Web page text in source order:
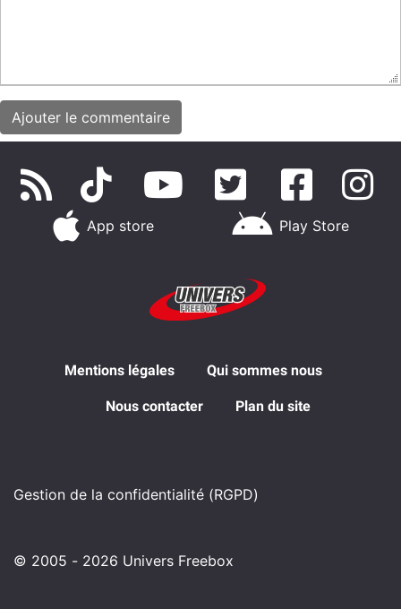
App store Play Store
Mentions légales Qui sommes nous
Nous contacter Plan du site
Gestion de la confidentialité (RGPD)
© 2005 - 2026 Univers Freebox